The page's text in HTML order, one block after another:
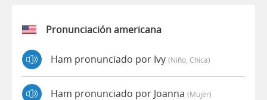
Pronunciación americana
Ham pronunciado por Ivy (niño, Chica)
Ham pronunciado por Joanna (mujer)